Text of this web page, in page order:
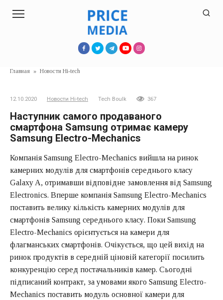
Главная » Новости Hi-tech
12.10.2020 Новости Hi-tech Tech Boulk 367
Наступник самого продаваного
смартфона Samsung отримає камеру
Samsung Electro-Mechanics
Компанія Samsung Electro-Mechanics вийшла на ринок
камерних модулів для смартфонів середнього класу
Galaxy A, отримавши відповідне замовлення від Samsung
Electronics. Вперше компанія Samsung Electro-Mechanics
поставить велику кількість камерних модулів для
смартфонів Samsung середнього класу. Поки Samsung
Electro-Mechanics орієнтується на камери для
флагманських смартфонів. Очікується, що цей вихід на
ринок продуктів в середній ціновій категорії посилить
конкуренцію серед постачальників камер. Сьогодні
підписаний контракт, за умовами якого Samsung Electro-
Mechanics поставить модуль основної камери для